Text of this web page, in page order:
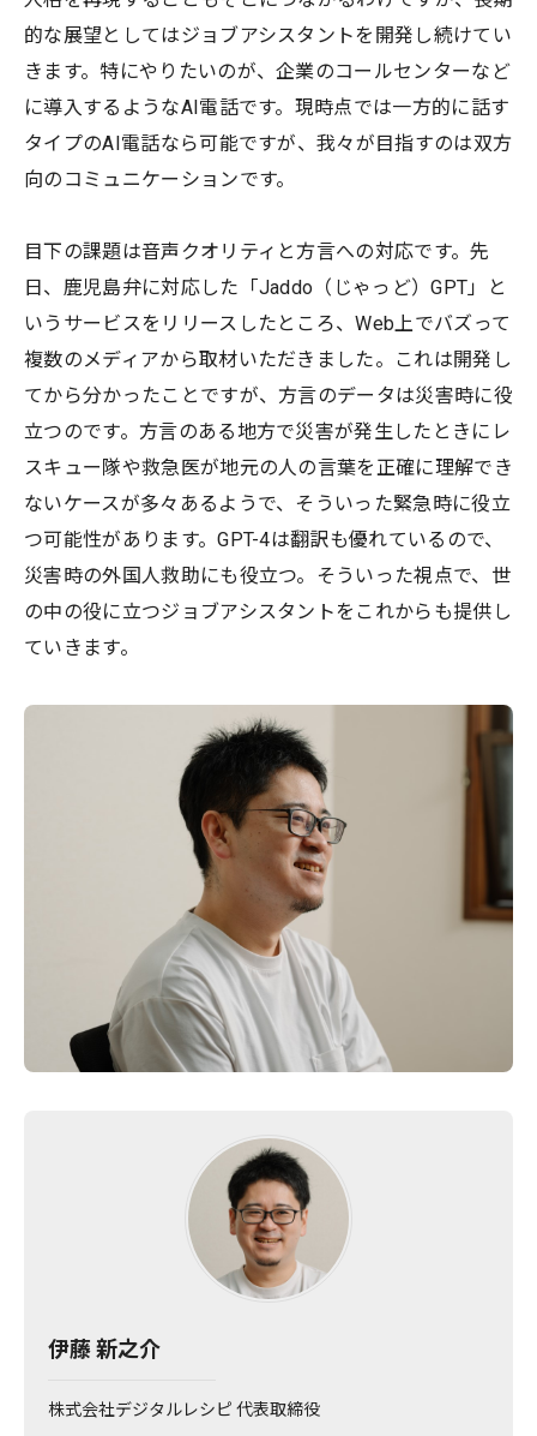
的な展望としてはジョブアシスタントを開発し続けてい
きます。特にやりたいのが、企業のコールセンターなど
に導入するようなAI電話です。現時点では一方的に話す
タイプのAI電話なら可能ですが、我々が目指すのは双方
向のコミュニケーションです。
目下の課題は音声クオリティと方言への対応です。先
日、鹿児島弁に対応した「Jaddo（じゃっど）GPT」と
いうサービスをリリースしたところ、Web上でバズって
複数のメディアから取材いただきました。これは開発し
てから分かったことですが、方言のデータは災害時に役
立つのです。方言のある地方で災害が発生したときにレ
スキュー隊や救急医が地元の人の言葉を正確に理解でき
ないケースが多々あるようで、そういった緊急時に役立
つ可能性があります。GPT-4は翻訳も優れているので、
災害時の外国人救助にも役立つ。そういった視点で、世
の中の役に立つジョブアシスタントをこれからも提供し
ていきます。
伊藤 新之介
株式会社デジタルレシピ 代表取締役